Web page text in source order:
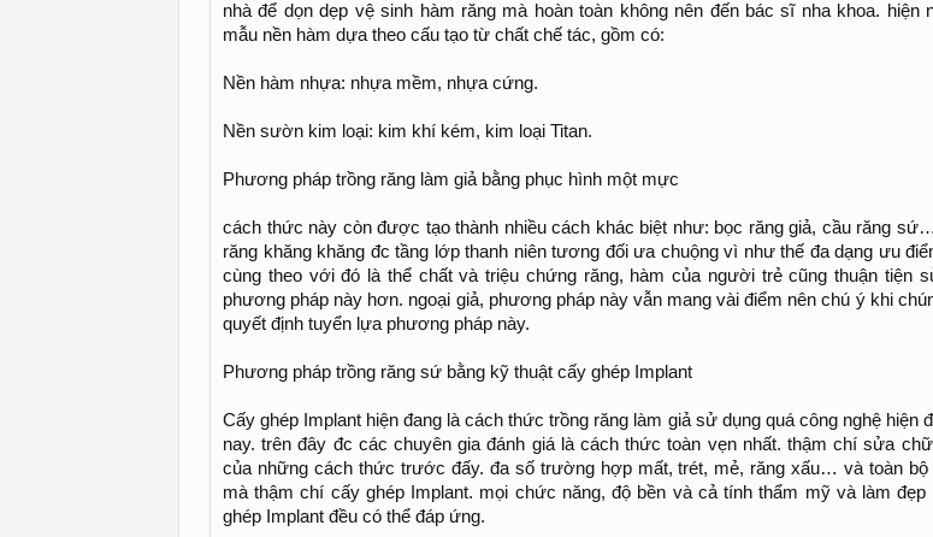
nhà để dọn dẹp vệ sinh hàm răng mà hoàn toàn không nên đến bác sĩ nha khoa. hiện
mẫu nền hàm dựa theo cấu tạo từ chất chế tác, gồm có:
Nền hàm nhựa: nhựa mềm, nhựa cứng.
Nền sườn kim loại: kim khí kém, kim loại Titan.
Phương pháp trồng răng làm giả bằng phục hình một mực
cách thức này còn được tạo thành nhiều cách khác biệt như: bọc răng giả, cầu răng
răng khăng khăng đc tầng lớp thanh niên tương đối ưa chuộng vì như thế đa dạng ưu
cùng theo với đó là thể chất và triệu chứng răng, hàm của người trẻ cũng thuận tiện
phương pháp này hơn. ngoại giả, phương pháp này vẫn mang vài điểm nên chú ý khi
quyết định tuyển lựa phương pháp này.
Phương pháp trồng răng sứ bằng kỹ thuật cấy ghép Implant
Cấy ghép Implant hiện đang là cách thức trồng răng làm giả sử dụng quá công nghệ hiện
nay. trên đây đc các chuyên gia đánh giá là cách thức toàn vẹn nhất. thậm chí sửa
của những cách thức trước đấy. đa số trường hợp mất, trét, mẻ, răng xấu… và toàn bộ
mà thậm chí cấy ghép Implant. mọi chức năng, độ bền và cả tính thẩm mỹ và làm
ghép Implant đều có thể đáp ứng.